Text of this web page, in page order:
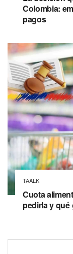
Colombia:
pagos
TAALK
Cuota
pedirla y